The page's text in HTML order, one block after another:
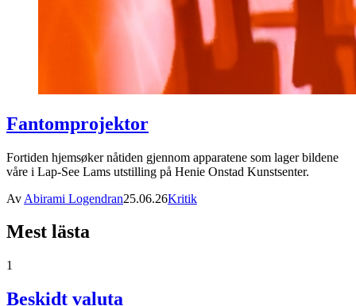
Fantomprojektor
Fortiden hjemsøker nåtiden gjennom apparatene som lager bildene
våre i Lap-See Lams utstilling på Henie Onstad Kunstsenter.
Av Abirami Logendran25.06.26Kritik
Mest lästa
1
Beskidt valuta